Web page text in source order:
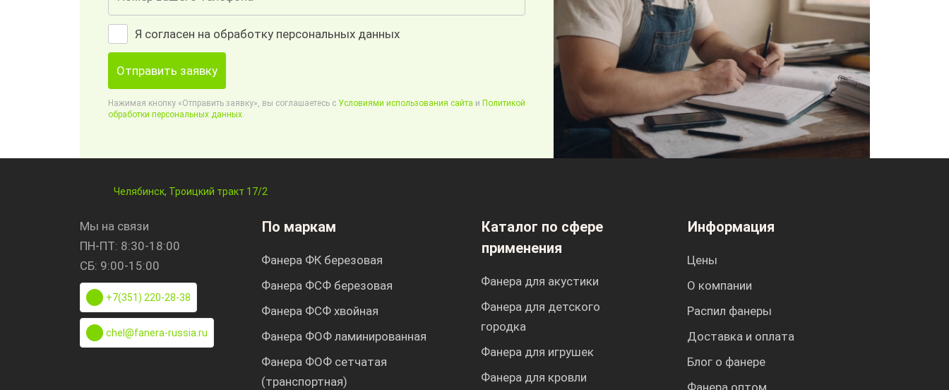
Я согласен на обработку персональных данных
Отправить заявку
Нажимая кнопку «Отправить заявку», вы соглашаетесь с Условиями использования сайта и Политикой
обработки персональных данных.
Челябинск, Троицкий тракт 17/2
Мы на связи
ПН-ПТ: 8:30-18:00
СБ: 9:00-15:00
+7(351) 220-28-38
chel@fanera-russia.ru
По маркам
Фанера ФК березовая
Фанера ФСФ березовая
Фанера ФСФ хвойная
Фанера ФОФ ламинированная
Фанера ФОФ сетчатая
(транспортная)
Каталог по сфере
применения
Фанера для акустики
Фанера для детского
городка
Фанера для игрушек
Фанера для кровли
Информация
Цены
О компании
Распил фанеры
Доставка и оплата
Блог о фанере
Фанера оптом